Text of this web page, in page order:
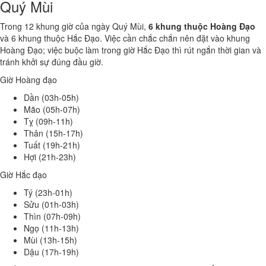
Quý Mùi
Trong 12 khung giờ của ngày Quý Mùi, 6 khung thuộc Hoàng Đạo
và 6 khung thuộc Hắc Đạo. Việc cần chắc chắn nên đặt vào khung
Hoàng Đạo; việc buộc làm trong giờ Hắc Đạo thì rút ngắn thời gian và
tránh khởi sự đúng đầu giờ.
Giờ Hoàng đạo
Dần (03h-05h)
Mão (05h-07h)
Tỵ (09h-11h)
Thân (15h-17h)
Tuất (19h-21h)
Hợi (21h-23h)
Giờ Hắc đạo
Tý (23h-01h)
Sửu (01h-03h)
Thìn (07h-09h)
Ngọ (11h-13h)
Mùi (13h-15h)
Dậu (17h-19h)